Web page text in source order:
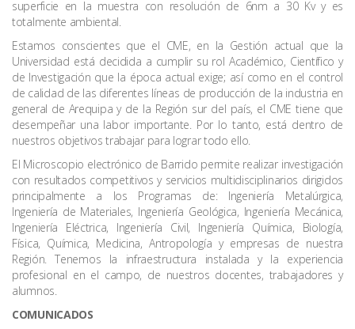
superficie en la muestra con resolución de 6nm a 30 Kv y es
totalmente ambiental.
Estamos conscientes que el CME, en la Gestión actual que la
Universidad está decidida a cumplir su rol Académico, Científico y
de Investigación que la época actual exige; así como en el control
de calidad de las diferentes líneas de producción de la industria en
general de Arequipa y de la Región sur del país, el CME tiene que
desempeñar una labor importante. Por lo tanto, está dentro de
nuestros objetivos trabajar para lograr todo ello.
El Microscopio electrónico de Barrido permite realizar investigación
con resultados competitivos y servicios multidisciplinarios dirigidos
principalmente a los Programas de: Ingeniería Metalúrgica,
Ingeniería de Materiales, Ingeniería Geológica, Ingeniería Mecánica,
Ingeniería Eléctrica, Ingeniería Civil, Ingeniería Química, Biología,
Física, Química, Medicina, Antropología y empresas de nuestra
Región. Tenemos la infraestructura instalada y la experiencia
profesional en el campo, de nuestros docentes, trabajadores y
alumnos.
COMUNICADOS